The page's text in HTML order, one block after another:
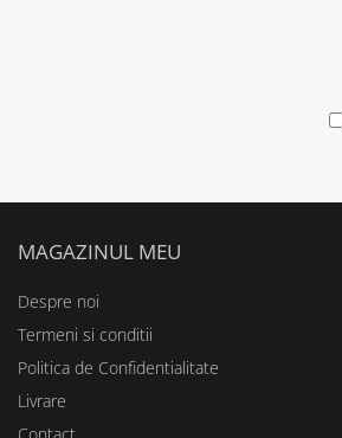
MAGAZINUL MEU
Despre noi
Termeni si conditii
Politica de Confidentialitate
Livrare